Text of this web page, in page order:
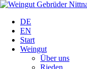
DE
EN
Start
Weingut
Über uns
Rieden